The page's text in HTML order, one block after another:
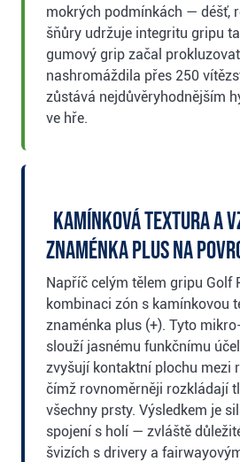
mokrých podmínkách — déšť,
šňůry udržuje integritu gripu
gumový grip začal
nashromáždila přes 250
zůstává nejdůvěryhodnějším
ve hře.
Kamínková textura a
znaménka plus na
Napříč celým tělem gripu Golf
kombinaci zón s kamínkovou
znaménka plus (+). Tyto
slouží jasnému funkčnímu
zvyšují kontaktní plochu mezi
čímž rovnoměrněji rozkládají
všechny prsty. Výsledkem je
spojení s holí — zvláště
švizích s drivery a